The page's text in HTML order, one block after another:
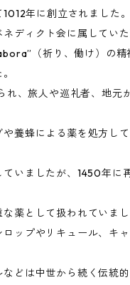
年に創立されました。
ディクト会に属していた
（祈り、働け）の精
、旅人や巡礼者、地元
養蜂による薬を処方して
いましたが、1450年に
薬として扱われていまし
ップやリキュール、キ
どは中世から続く伝統